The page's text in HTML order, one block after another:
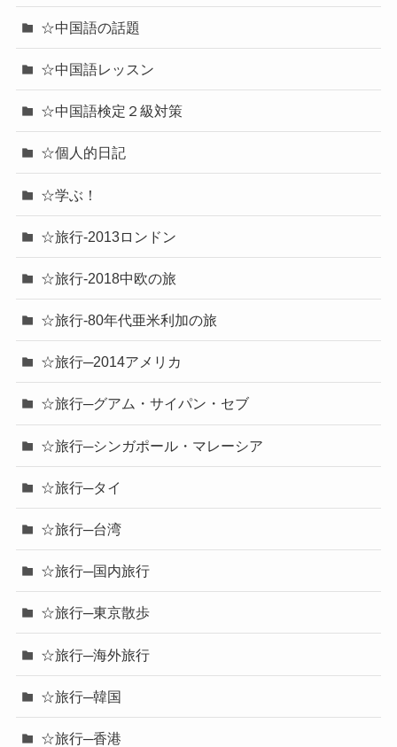
☆中国語の話題
☆中国語レッスン
☆中国語検定２級対策
☆個人的日記
☆学ぶ！
☆旅行-2013ロンドン
☆旅行-2018中欧の旅
☆旅行-80年代亜米利加の旅
☆旅行─2014アメリカ
☆旅行─グアム・サイパン・セブ
☆旅行─シンガポール・マレーシア
☆旅行─タイ
☆旅行─台湾
☆旅行─国内旅行
☆旅行─東京散歩
☆旅行─海外旅行
☆旅行─韓国
☆旅行─香港